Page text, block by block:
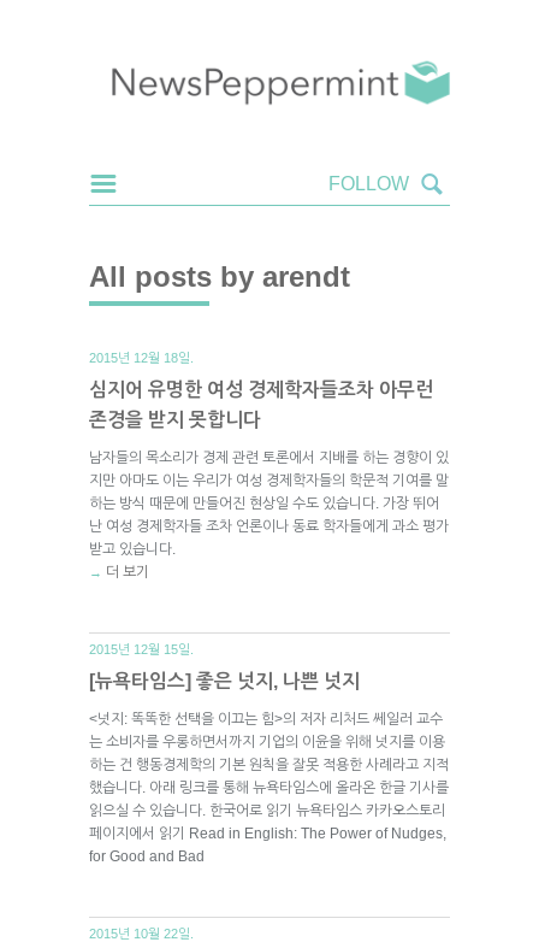
All posts by arendt
2015년 12월 18일.
심지어 유명한 여성 경제학자들조차 아무런
존경을 받지 못합니다
남자들의 목소리가 경제 관련 토론에서 지배를 하는 경향이 있
지만 아마도 이는 우리가 여성 경제학자들의 학문적 기여를 말
하는 방식 때문에 만들어진 현상일 수도 있습니다. 가장 뛰어
난 여성 경제학자들 조차 언론이나 동료 학자들에게 과소 평가
받고 있습니다.
→ 더 보기
2015년 12월 15일.
[뉴욕타임스] 좋은 넛지, 나쁜 넛지
<넛지: 똑똑한 선택을 이끄는 힘>의 저자 리처드 쎄일러 교수
는 소비자를 우롱하면서까지 기업의 이윤을 위해 넛지를 이용
하는 건 행동경제학의 기본 원칙을 잘못 적용한 사례라고 지적
했습니다. 아래 링크를 통해 뉴욕타임스에 올라온 한글 기사를
읽으실 수 있습니다. 한국어로 읽기 뉴욕타임스 카카오스토리
페이지에서 읽기 Read in English: The Power of Nudges,
for Good and Bad
2015년 10월 22일.